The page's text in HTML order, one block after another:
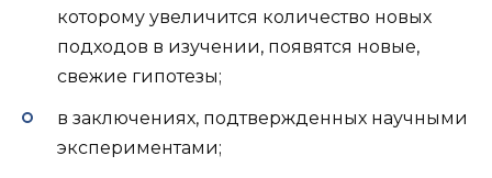
которому увеличится количество новых
подходов в изучении, появятся новые,
свежие гипотезы;
в заключениях, подтвержденных научными
экспериментами;